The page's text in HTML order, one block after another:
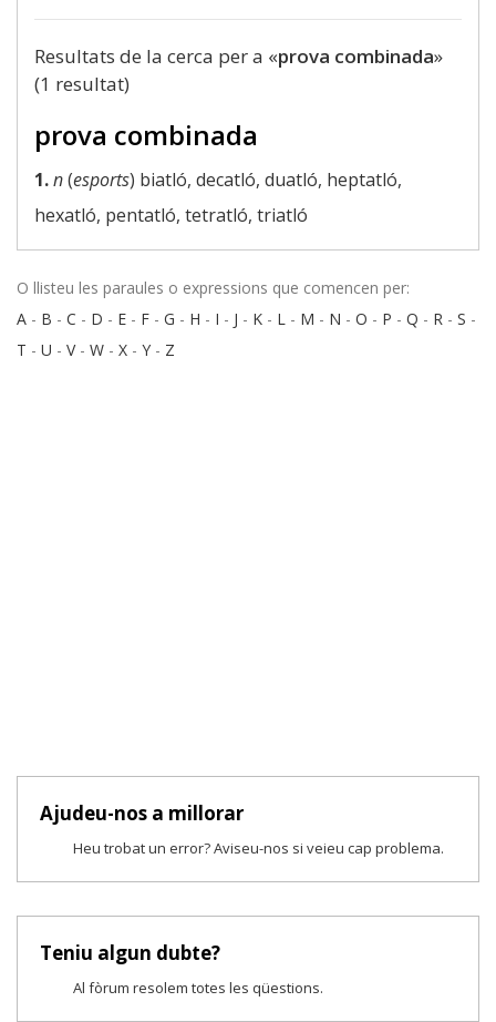
Resultats de la cerca per a «prova combinada»
(1 resultat)
prova combinada
1.n(esports) biatló, decatló, duatló, heptatló,
hexatló, pentatló, tetratló, triatló
O llisteu les paraules o expressions que comencen per:
A - B - C - D - E - F - G - H - I - J - K - L - M - N - O - P - Q - R - S -
T - U - V- W - X - Y - Z
Ajudeu-nos a millorar
Heu trobat un error? Aviseu-nos si veieu cap problema.
Teniu algun dubte?
Al fòrum resolem totes les qüestions.